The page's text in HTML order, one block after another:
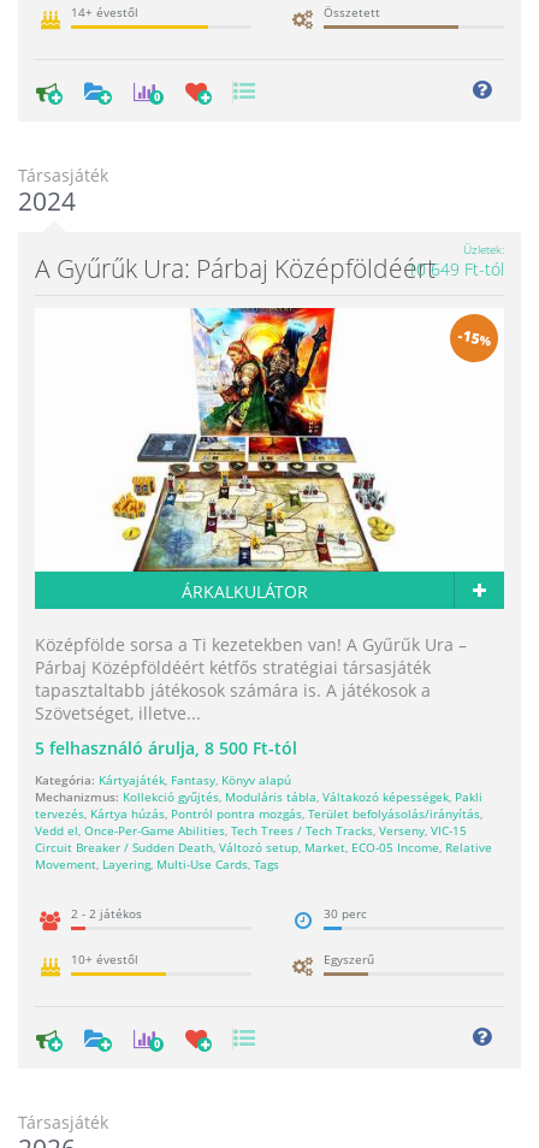
14+ évestől Összetett
0
Társasjáték
2024
A Gyűrűk Ura: Párbaj Középföldéért
Üzletek
10 649 Ft-tól
-15%
ÁRKALKULÁTOR
Középfölde sorsa a Ti kezetekben van! A Gyűrűk Ura –
Párbaj Középföldéért kétfős stratégiai társasjáték
tapasztaltabb játékosok számára is. A játékosok a
Szövetséget, illetve...
5 felhasználó árulja, 8 500 Ft-tól
Kategória: Kártyajáték, Fantasy, Könyv alapú
Mechanizmus: Kollekció gyűjtés, Moduláris tábla, Váltakozó képességek, Pakli
tervezés, Kártya húzás, Pontról pontra mozgás, Terület befolyásolás/irányítás,
Vedd el, Once-Per-Game Abilities, Tech Trees / Tech Tracks, Verseny, VIC-15
Circuit Breaker / Sudden Death, Változó setup, Market, ECO-05 Income, Relative
Movement, Layering, Multi-Use Cards, Tags
2 - 2 játékos 30 perc
10+ évestől Egyszerű
0
Társasjáték